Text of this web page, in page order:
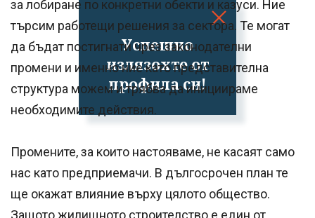
Успешно
излязохте от
профила си!
за лобиране по конкретни обекти и казуси. Ние
търсим работещи решения за сектора. Те могат
да бъдат постигнати чрез законодателни
промени и именно ние като представителна
структура можем и трябва да инициираме
необходимите действия.
Промените, за които настояваме, не касаят само
нас като предприемачи. В дългосрочен план те
ще окажат влияние върху цялото общество.
Защото жилищното строителство е един от